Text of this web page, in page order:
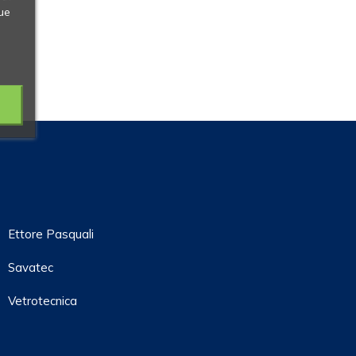
Ettore Pasquali
Savatec
Vetrotecnica